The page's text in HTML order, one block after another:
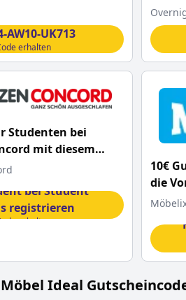
AW10-UK713
erhalten
Studenten bei
mit diesem
bei Student
registrieren
erhalten
10€
die
Möbel Ideal